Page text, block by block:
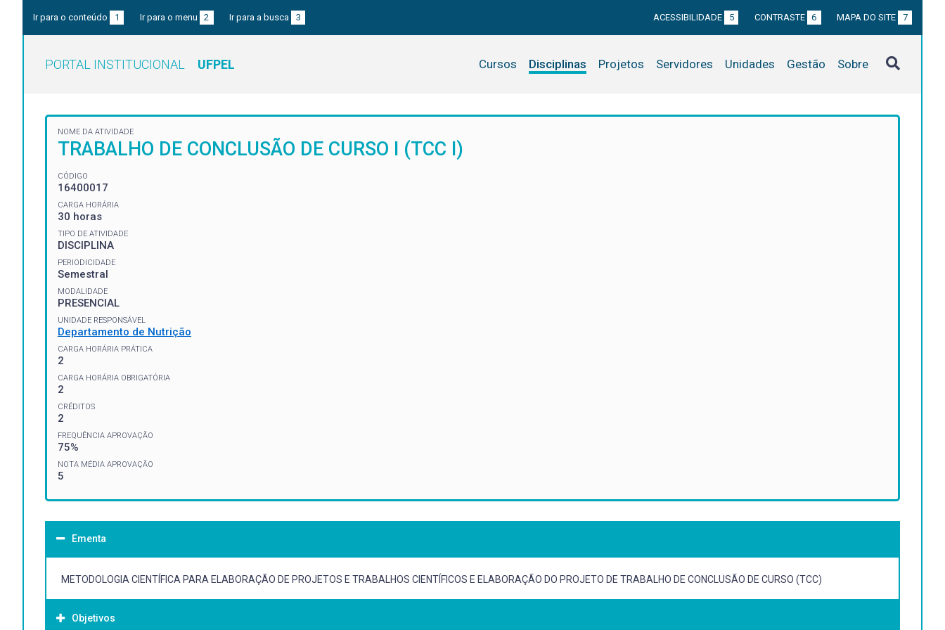
Ir para o conteúdo 1 Ir para o menu 2 Ir para a busca 3 ACESSIBILIDADE 5 CONTRASTE 6 MAPA DO SITE 7
PORTAL INSTITUCIONAL UFPEL Cursos Disciplinas Projetos Servidores Unidades Gestão Sobre
NOME DA ATIVIDADE
TRABALHO DE CONCLUSÃO DE CURSO I (TCC I)
CÓDIGO
16400017
CARGA HORÁRIA
30 horas
TIPO DE ATIVIDADE
DISCIPLINA
PERIODICIDADE
Semestral
MODALIDADE
PRESENCIAL
UNIDADE RESPONSÁVEL
Departamento de Nutrição
CARGA HORÁRIA PRÁTICA
2
CARGA HORÁRIA OBRIGATÓRIA
2
CRÉDITOS
2
FREQUÊNCIA APROVAÇÃO
75%
NOTA MÉDIA APROVAÇÃO
5
Ementa
METODOLOGIA CIENTÍFICA PARA ELABORAÇÃO DE PROJETOS E TRABALHOS CIENTÍFICOS E ELABORAÇÃO DO PROJETO DE TRABALHO DE CONCLUSÃO DE CURSO (TCC)
Objetivos